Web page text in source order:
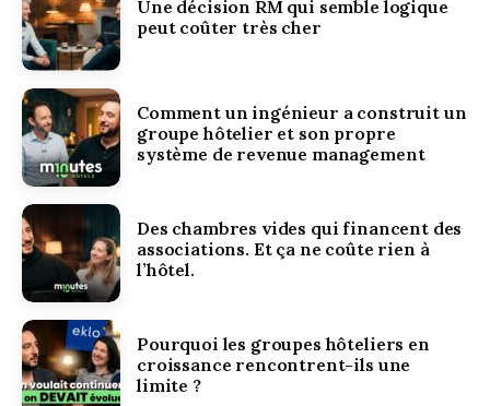
Une décision RM qui semble logique
peut coûter très cher
Comment un ingénieur a construit un
groupe hôtelier et son propre
système de revenue management
Des chambres vides qui financent des
associations. Et ça ne coûte rien à
l’hôtel.
Pourquoi les groupes hôteliers en
croissance rencontrent-ils une
limite ?